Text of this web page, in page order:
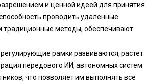
и ценной идеей для принятия
проводить удаленные
традиционные методы, обеспечивают
рамки развиваются, растет
передового ИИ, автономных систем
что позволяет им выполнять все